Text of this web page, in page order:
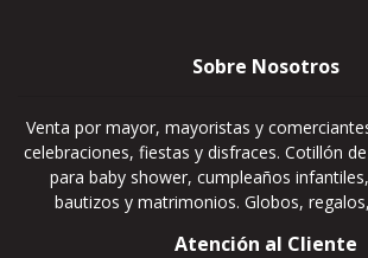
Sobre Nosotros
Venta por mayor, mayoristas y
celebraciones, fiestas y disfraces. Cotillón
para baby shower, cumpleaños
bautizos y matrimonios. Globos,
Atención al Cliente